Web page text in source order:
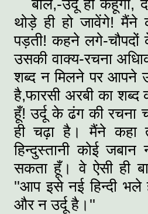
बोले,-उर्दू ही
थोड़े ही हो जावेंगे! मैंने
पड़ती! कहने लगे-चौपदों
उसकी वाक्य-रचना
शब्द न मिलने पर आपने
है,फारसी अरबी का
हूँ! उर्दू के ढंग की रचना
ही चढ़ा है। मैंने कहा
हिन्दुस्तानी कोई
सकता हूँ। वे ऐसी ही
''आप इसे नई हिन्दी भले
और न उर्दू है।''